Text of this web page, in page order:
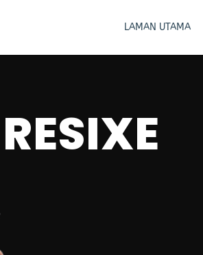
LAMAN UTAMA